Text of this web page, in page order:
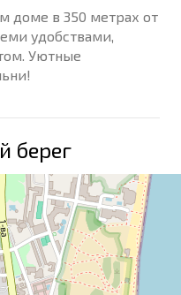
доме в 350 метрах от
удобствами,
Уютные
берег